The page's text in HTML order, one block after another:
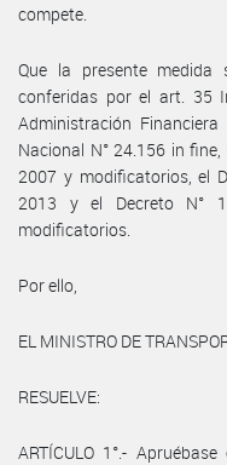
compete.
Que la presente
conferidas por el art. 35
Administración
Nacional N° 24.156 in
2007 y modificatorios, el
2013 y el Decreto N°
modificatorios.
Por ello,
EL MINISTRO DE
RESUELVE:
ARTÍCULO 1°.-